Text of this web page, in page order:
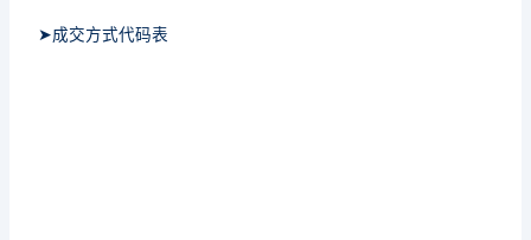
➤成交方式代码表